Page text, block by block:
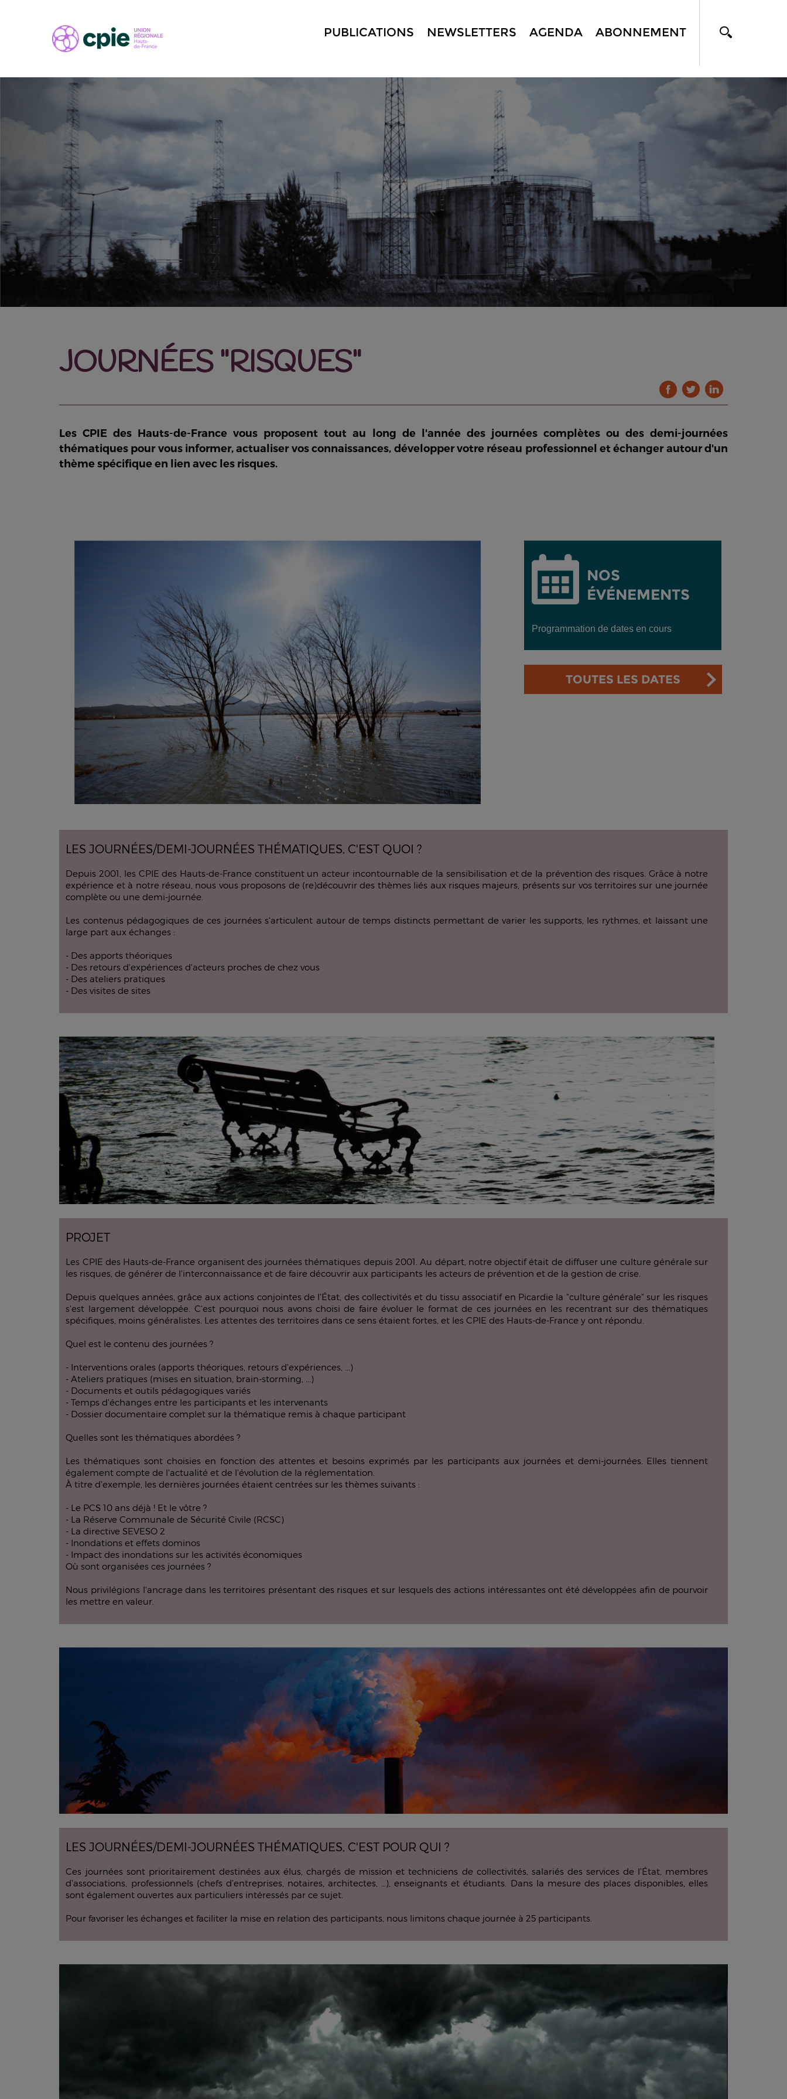
PUBLICATIONS NEWSLETTERS AGENDA ABONNEMENT
JOURNÉES "RISQUES"
Les CPIE des Hauts-de-France vous proposent tout au long de l'année des journées complètes ou des demi-journées
thématiques pour vous informer, actualiser vos connaissances, développer votre réseau professionnel et échanger autour d'un
thème spécifique en lien avec les risques.
NOS
ÉVÉNEMENTS
Programmation de dates en cours
TOUTES LES DATES
LES JOURNÉES/DEMI-JOURNÉES THÉMATIQUES, C'EST QUOI ?
Depuis 2001, les CPIE des Hauts-de-France constituent un acteur incontournable de la sensibilisation et de la prévention des risques. Grâce à notre
expérience et à notre réseau, nous vous proposons de (re)découvrir des thèmes liés aux risques majeurs, présents sur vos territoires sur une journée
complète ou une demi-journée.
Les contenus pédagogiques de ces journées s'articulent autour de temps distincts permettant de varier les supports, les rythmes, et laissant une
large part aux échanges :
- Des apports théoriques
- Des retours d'expériences d'acteurs proches de chez vous
- Des ateliers pratiques
- Des visites de sites
PROJET
Les CPIE des Hauts-de-France organisent des journées thématiques depuis 2001. Au départ, notre objectif était de diffuser une culture générale sur
les risques, de générer de l'interconnaissance et de faire découvrir aux participants les acteurs de prévention et de la gestion de crise.
Depuis quelques années, grâce aux actions conjointes de l'État, des collectivités et du tissu associatif en Picardie la "culture générale" sur les risques
s'est largement développée. C'est pourquoi nous avons choisi de faire évoluer le format de ces journées en les recentrant sur des thématiques
spécifiques, moins généralistes. Les attentes des territoires dans ce sens étaient fortes, et les CPIE des Hauts-de-France y ont répondu.
Quel est le contenu des journées ?
- Interventions orales (apports théoriques, retours d'expériences, ...)
- Ateliers pratiques (mises en situation, brain-storming, ...)
- Documents et outils pédagogiques variés
- Temps d'échanges entre les participants et les intervenants
- Dossier documentaire complet sur la thématique remis à chaque participant
Quelles sont les thématiques abordées ?
Les thématiques sont choisies en fonction des attentes et besoins exprimés par les participants aux journées et demi-journées. Elles tiennent
également compte de l'actualité et de l'évolution de la réglementation.
À titre d'exemple, les dernières journées étaient centrées sur les thèmes suivants :
- Le PCS 10 ans déjà ! Et le vôtre ?
- La Réserve Communale de Sécurité Civile (RCSC)
- La directive SEVESO 2
- Inondations et effets dominos
- Impact des inondations sur les activités économiques
Où sont organisées ces journées ?
Nous privilégions l'ancrage dans les territoires présentant des risques et sur lesquels des actions intéressantes ont été développées afin de pourvoir
les mettre en valeur.
LES JOURNÉES/DEMI-JOURNÉES THÉMATIQUES, C'EST POUR QUI ?
Ces journées sont prioritairement destinées aux élus, chargés de mission et techniciens de collectivités, salariés des services de l’État, membres
d’associations, professionnels (chefs d’entreprises, notaires, architectes, …), enseignants et étudiants. Dans la mesure des places disponibles, elles
sont également ouvertes aux particuliers intéressés par ce sujet.
Pour favoriser les échanges et faciliter la mise en relation des participants, nous limitons chaque journée à 25 participants.